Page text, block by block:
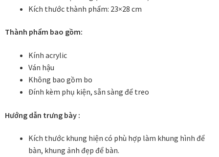
Các dòng giấy in Giclee
Catalogue
Catalogue Bộ Sưu Tập Mã Vương
Câu hỏi thường gặp khi mua tranh tại Mia Home
Dây treo Tết Bính Ngọ 2026
Đóng khung tranh theo yêu cầu
Kích thước thành phẩm: 23×28 cm
Thành phẩm bao gồm:
Kính acrylic
Ván hậu
Không bao gồm bo
Đính kèm phụ kiện, sẵn sàng để treo
Hướng dẫn trưng bày :
Kích thước khung hiện có phù hợp làm khung hình để
bàn, khung ảnh đẹp để bàn.